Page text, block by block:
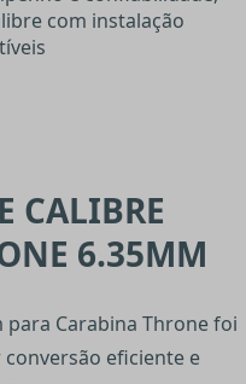
com instalação
CALIBRE
6.35MM
para Carabina Throne foi
eficiente e